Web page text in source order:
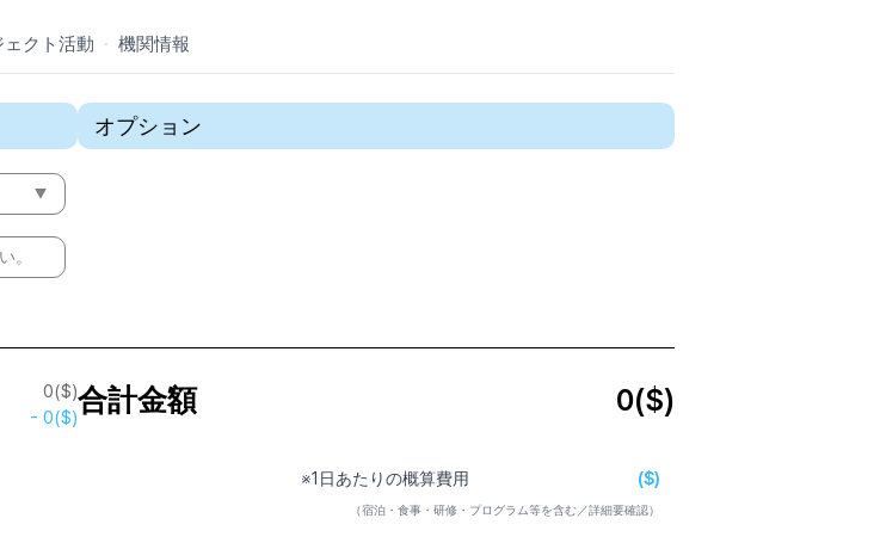
ェクト活動 · 機関情報
。
オプション
0($)
- 0($)合計金額 0($)
※1日あたりの概算費用 ($)
（宿泊・食事・研修・プログラム等を含む／詳細要確認）